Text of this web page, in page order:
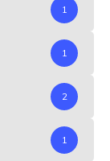
1
1
2
1